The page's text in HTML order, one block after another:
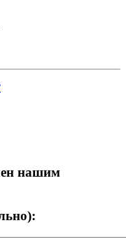
нашим